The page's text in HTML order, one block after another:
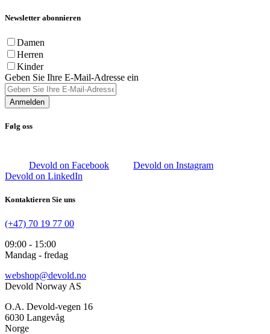
Newsletter abonnieren
Damen
Herren
Kinder
Geben Sie Ihre E-Mail-Adresse ein
Anmelden
Følg oss
Devold on Facebook
Devold on Instagram
Devold on LinkedIn
Kontaktieren Sie uns
(+47) 70 19 77 00
09:00 - 15:00
Mandag - fredag
webshop@devold.no
Devold Norway AS
O.A. Devold-vegen 16
6030 Langevåg
Norge